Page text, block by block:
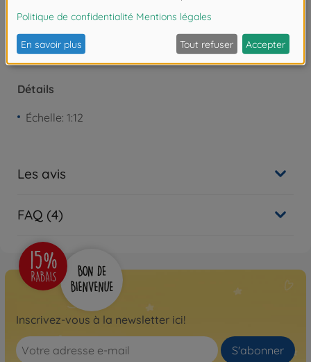
Détails
Échelle: 1:12
Les avis
FAQ (4)
Inscrivez-vous à la newsletter ici!
S'abonner